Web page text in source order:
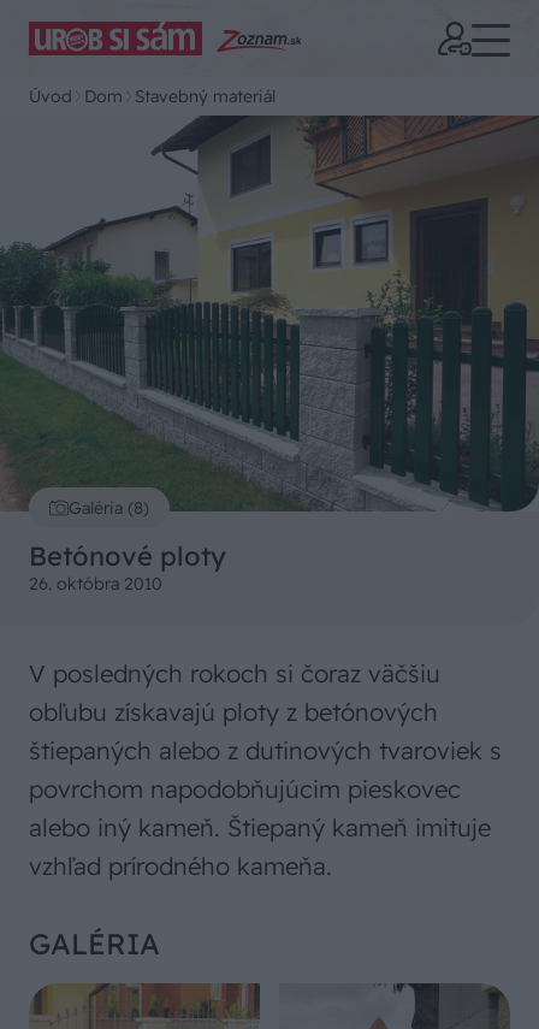
Úvod Dom Stavebný materiál
Galéria (8)
Betónové ploty
26. októbra 2010
V posledných rokoch si čoraz väčšiu
obľubu získavajú ploty z betónových
štiepaných alebo z dutinových tvaroviek s
povrchom napodobňujúcim pieskovec
alebo iný kameň. Štiepaný kameň imituje
vzhľad prírodného kameňa.
GALÉRIA